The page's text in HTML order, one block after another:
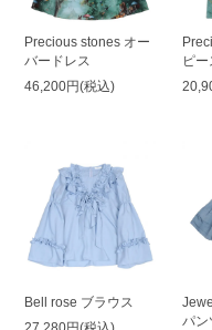
Precious stones オー
バードレス
46,200円(税込)
ピー
Bell rose ブラウス
パン